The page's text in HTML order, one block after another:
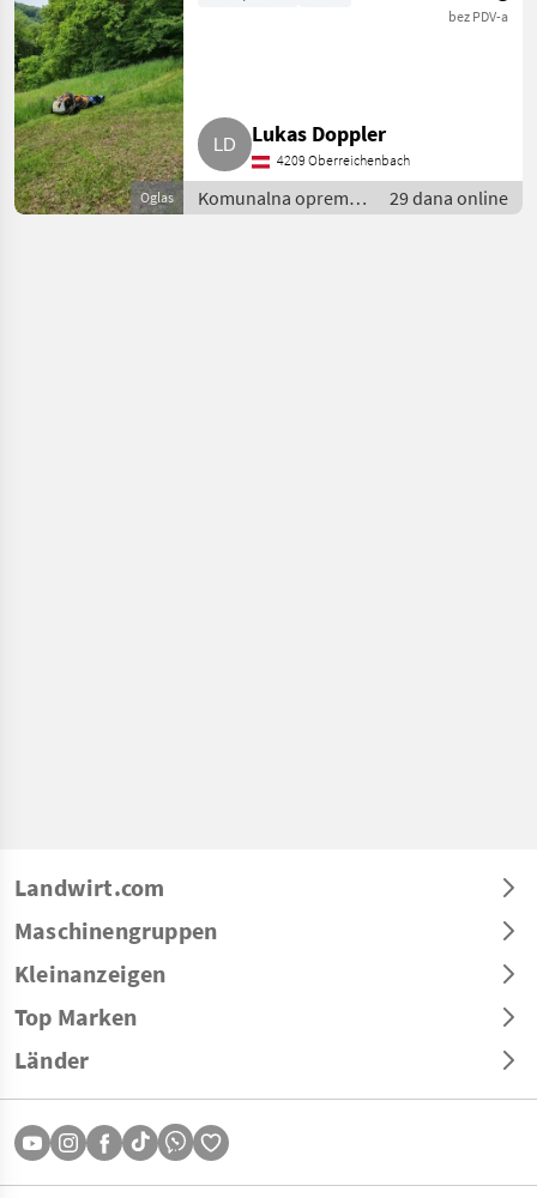
Oglas
bez PDV-a
Lukas Doppler
4209 Oberreichenbach
Komunalna oprema i
vozila / Kosilice za
29 dana online
Landwirt.com
Maschinengruppen
Kleinanzeigen
Top Marken
Länder